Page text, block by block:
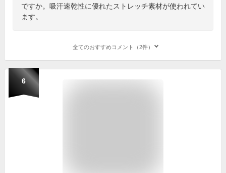
ですか。吸汗速乾性に優れたストレッチ素材が使われてい
ます。
全てのおすすめコメント（2件）
6